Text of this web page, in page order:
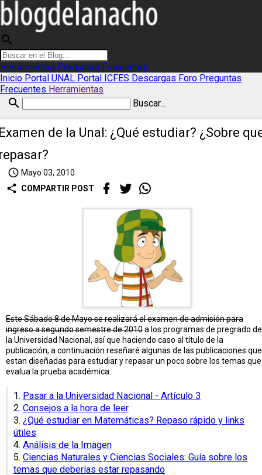
search
Herramientas Preguntas Frecuentes
Inicio Portal UNAL Portal ICFES Descargas Foro Preguntas
Frecuentes Herramientas
search Buscar...
de la Unal: ¿Qué estudiar? ¿Sobre
access_time Mayo 03, 2010
share COMPARTIR POST
Este Sábado 8 de Mayo se realizará el examen de admisión para
ingreso a segundo semestre de 2010a los programas de pregrado de
la Universidad Nacional, así que haciendo caso al título de la
publicación, a continuación reseñaré algunas de las publicaciones que
estan diseñadas para estudiar y repasar un poco sobre los temas que
evalua la prueba académica.
1. Pasar a la Universidad Nacional - Artículo 3
2. Consejos a la hora de leer
3. ¿Qué estudiar en Matemáticas? Repaso rápido y links
útiles
4. Análisis de la Imagen
5. Ciencias Naturales y Ciencias Sociales: Guía sobre los
temas que deberías estar repasando